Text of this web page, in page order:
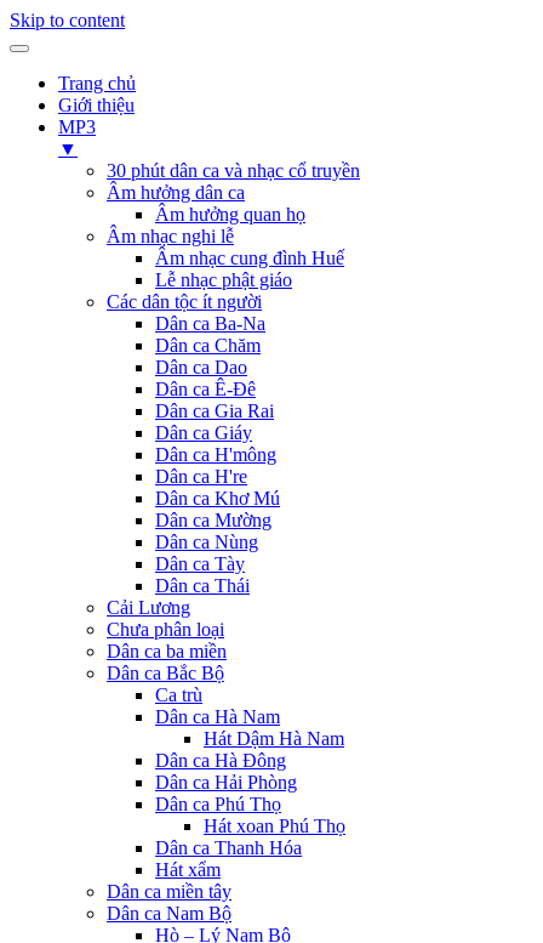
Skip to content
Trang chủ
Giới thiệu
MP3
▼
30 phút dân ca và nhạc cổ truyền
Âm hưởng dân ca
Âm hưởng quan họ
Âm nhạc nghi lễ
Âm nhạc cung đình Huế
Lễ nhạc phật giáo
Các dân tộc ít người
Dân ca Ba-Na
Dân ca Chăm
Dân ca Dao
Dân ca Ê-Đê
Dân ca Gia Rai
Dân ca Giáy
Dân ca H'mông
Dân ca H're
Dân ca Khơ Mú
Dân ca Mường
Dân ca Nùng
Dân ca Tày
Dân ca Thái
Cải Lương
Chưa phân loại
Dân ca ba miền
Dân ca Bắc Bộ
Ca trù
Dân ca Hà Nam
Hát Dậm Hà Nam
Dân ca Hà Đông
Dân ca Hải Phòng
Dân ca Phú Thọ
Hát xoan Phú Thọ
Dân ca Thanh Hóa
Hát xẩm
Dân ca miền tây
Dân ca Nam Bộ
Hò – Lý Nam Bộ